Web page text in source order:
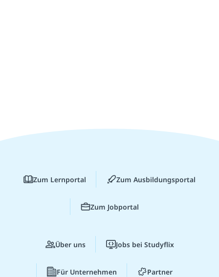
Zum Lernportal Zum Ausbildungsportal
Zum Jobportal
Über uns Jobs bei Studyflix
Für Unternehmen Partner